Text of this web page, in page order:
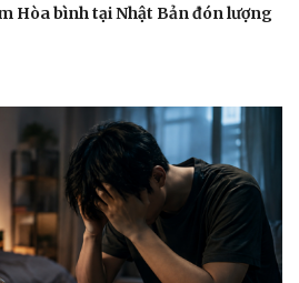
Hòa bình tại Nhật Bản đón lượng